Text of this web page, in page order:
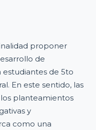
proponer
de
estudiantes de 5to
En este sentido, las
planteamientos
y
como una